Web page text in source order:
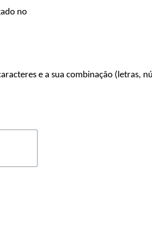
no
e a sua combinação (letras,